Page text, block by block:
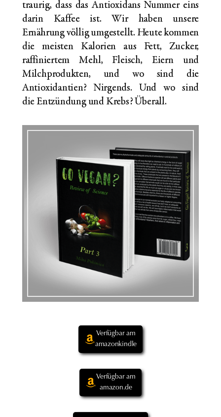
traurig, dass das Antioxidans Nummer eins
darin Kaffee ist. Wir haben unsere
Ernährung völlig umgestellt. Heute kommen
die meisten Kalorien aus Fett, Zucker,
raffiniertem Mehl, Fleisch, Eiern und
Milchprodukten, und wo sind die
Antioxidantien? Nirgends. Und wo sind
dieEntzündung und Krebs? Überall.
Verfügbar am
amazonkindle
Verfügbar am
amazon.de